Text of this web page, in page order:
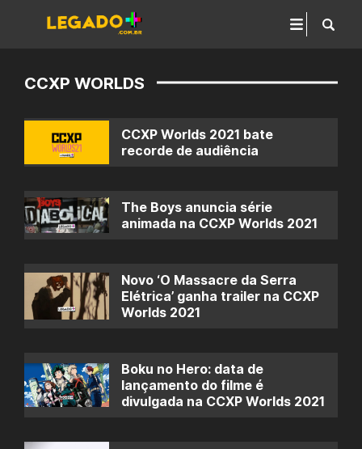
CCXP WORLDS
CCXP Worlds 2021 bate
recorde de audiência
The Boys anuncia série
animada na CCXP Worlds 2021
Novo ‘O Massacre da Serra
Elétrica’ ganha trailer na CCXP
Worlds 2021
Boku no Hero: data de
lançamento do filme é
divulgada na CCXP Worlds 2021